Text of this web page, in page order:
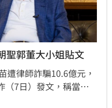
聖郭董大小姐貼文
遭律師詐騙10.6億元，
（7日）發文，稱當年
卻遭在野攻擊抹黑；